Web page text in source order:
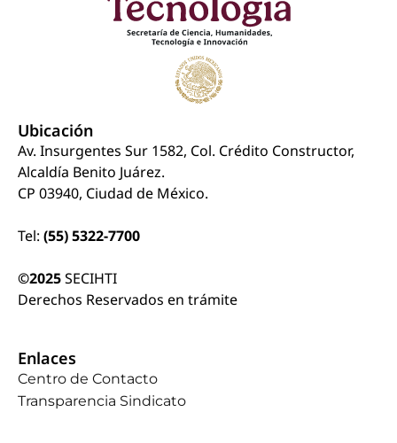
Ubicación
Av. Insurgentes Sur 1582, Col. Crédito Constructor,
Alcaldía Benito Juárez.
CP 03940, Ciudad de México.
Tel: (55) 5322-7700
©2025SECIHTI
Derechos Reservados en trámite
Enlaces
Centro de Contacto
Transparencia Sindicato